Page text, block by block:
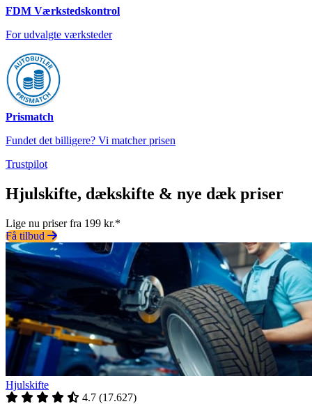
FDM Værkstedskontrol
For udvalgte værksteder
Prismatch
Fundet det billigere? Vi matcher prisen
Trustpilot
Hjulskifte, dækskifte & nye dæk priser
Lige nu priser fra 199 kr.*
Få tilbud
Hjulskifte
4.7 (17.627)